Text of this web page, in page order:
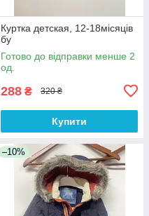
Куртка детская, 12-18місяців
бу
Готово до відправки менше 2
од.
288 ₴ 320 ₴
Купити
–10%